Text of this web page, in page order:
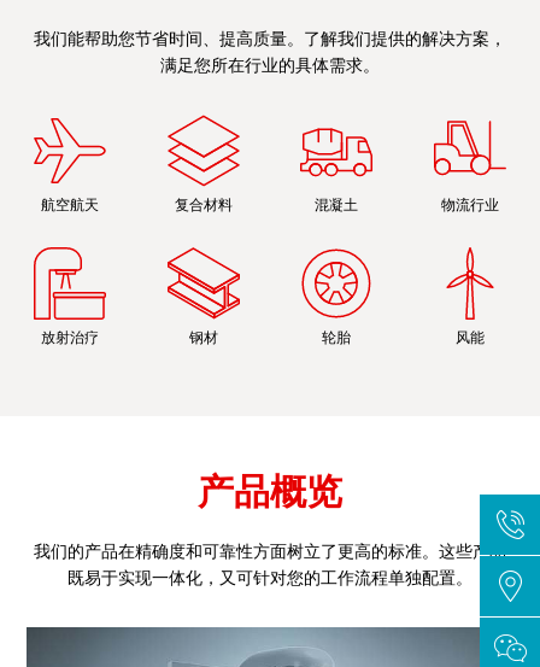
我们能帮助您节省时间、提高质量。了解我们提供的解决方案，
满足您所在行业的具体需求。
航空航天 复合材料 混凝土 物流行业
放射治疗 钢材 轮胎 风能
产品概览
我们的产品在精确度和可靠性方面树立了更高的标准。这些产品
既易于实现一体化，又可针对您的工作流程单独配置。